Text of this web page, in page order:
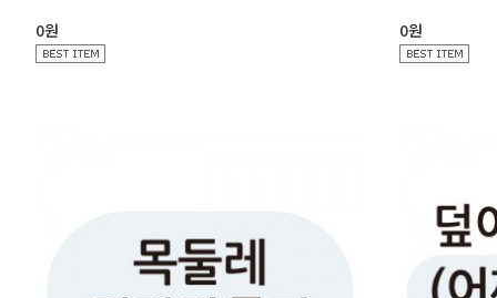
0원 0원